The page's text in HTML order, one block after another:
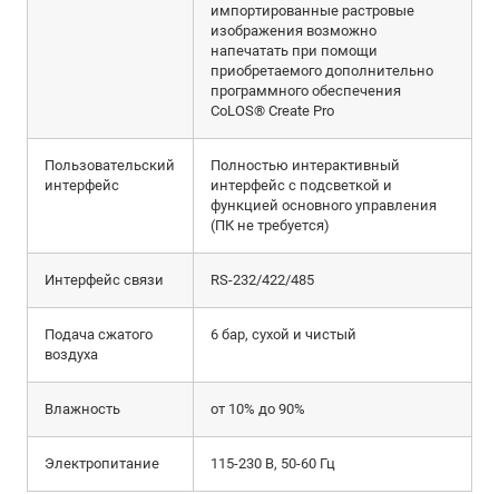
импортированные растровые
изображения возможно
напечатать при помощи
приобретаемого дополнительно
программного обеспечения
CoLOS® Create Pro
Пользовательский
интерфейс
Полностью интерактивный
интерфейс с подсветкой и
функцией основного управления
(ПК не требуется)
Интерфейс связи RS-232/422/485
Подача сжатого
воздуха
6 бар, сухой и чистый
Влажность от 10% до 90%
Электропитание 115-230 В, 50-60 Гц